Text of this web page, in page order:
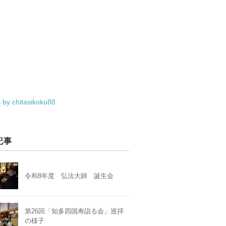
by chitasikoku88
事
令和8年度 弘法大師 誕生会
第26回「知多四国寿詣る会」巡拝
の様子